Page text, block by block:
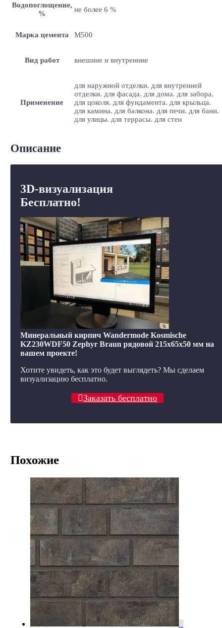
Водопоглощение,
%
не более 6 %
Марка цемента M500
Вид работ внешние и внутренние
Применение
для наружной отделки. для внутренней
отделки. для фасада. для дома. для забора.
для цоколя. для фундамента. для крыльца.
для камина. для балкона. для печи. для бани.
для улицы. для террасы. для стен
Описание
3D-визуализация
Бесплатно!
Минеральный кирпич Wandermode Kosmische
KZ230WDF50 Zephyr Braun рядовой 215x65x50 мм на
вашем проекте!
Хотите увидеть, как это будет выглядеть? Мы сделаем
визуализацию бесплатно.
Заказать бесплатно
Похожие